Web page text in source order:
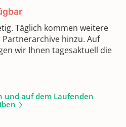
Täglich kommen weitere
hinzu. Auf
wir Ihnen tagesaktuell die
und auf dem Laufenden